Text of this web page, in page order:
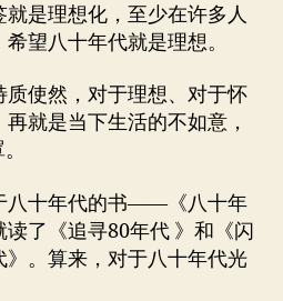
是理想化，至少在许多人
望八十年代就是理想。
使然，对于理想、对于怀
就是当下生活的不如意，
八十年代的书——《八十年
了《追寻80年代 》和《闪
。算来，对于八十年代光